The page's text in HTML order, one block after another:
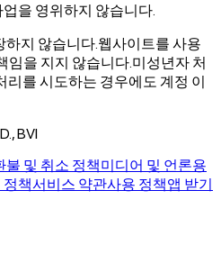
을 영위하지 않습니다.
지 않습니다. 웹사이트를 사용
임을 지지 않습니다. 미성년자 처
리를 시도하는 경우에도 계정 이
BVI
불 및 취소 정책미디어 및 언론용
정책서비스 약관사용 정책앱 받기